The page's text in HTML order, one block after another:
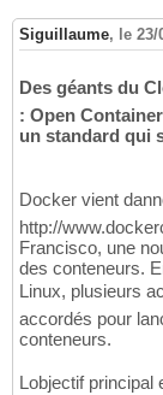
Siguillaume, le
Des géants du
: Open
un standard qui
Docker vient
http://
Francisco, une
des conteneurs.
Linux, plusieurs
accordés pour
conteneurs.
Lobjectif